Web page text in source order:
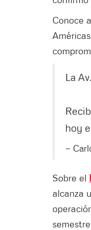
Conoce
La
hoy
—
Sobre el
alcanza